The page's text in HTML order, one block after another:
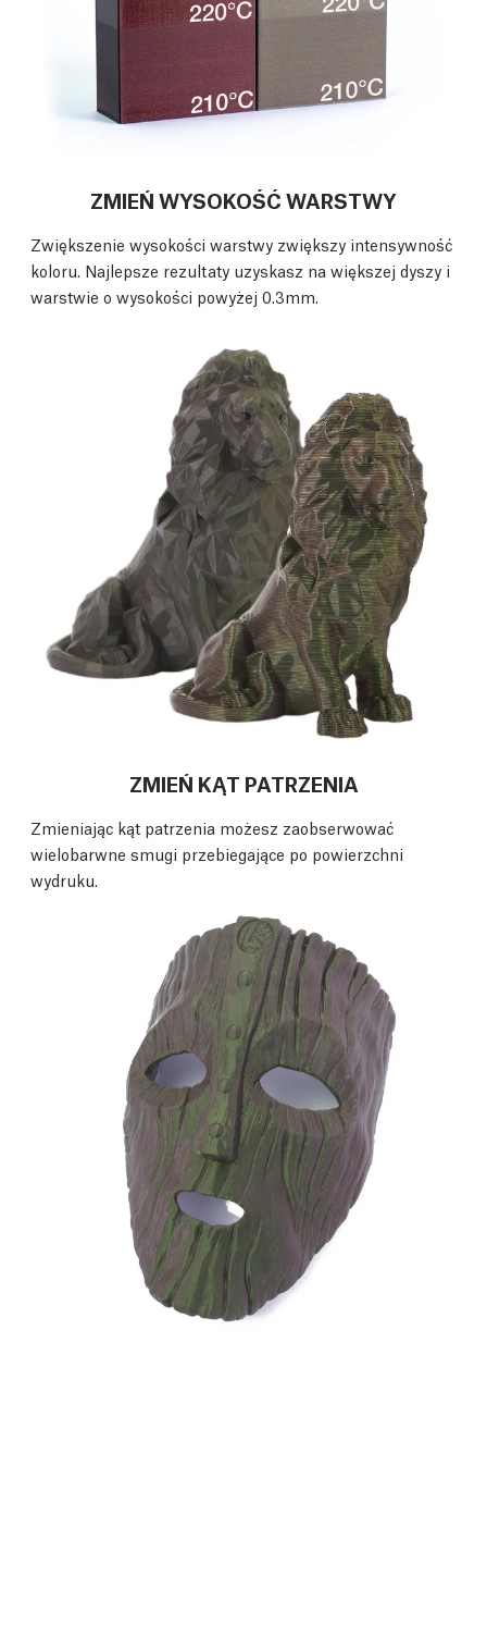
ZMIEŃ WYSOKOŚĆ WARSTWY
Zwiększenie wysokości warstwy zwiększy intensywność
koloru. Najlepsze rezultaty uzyskasz na większej dyszy i
warstwie o wysokości powyżej 0.3mm.
ZMIEŃ KĄT PATRZENIA
Zmieniając kąt patrzenia możesz zaobserwować
wielobarwne smugi przebiegające po powierzchni
wydruku.